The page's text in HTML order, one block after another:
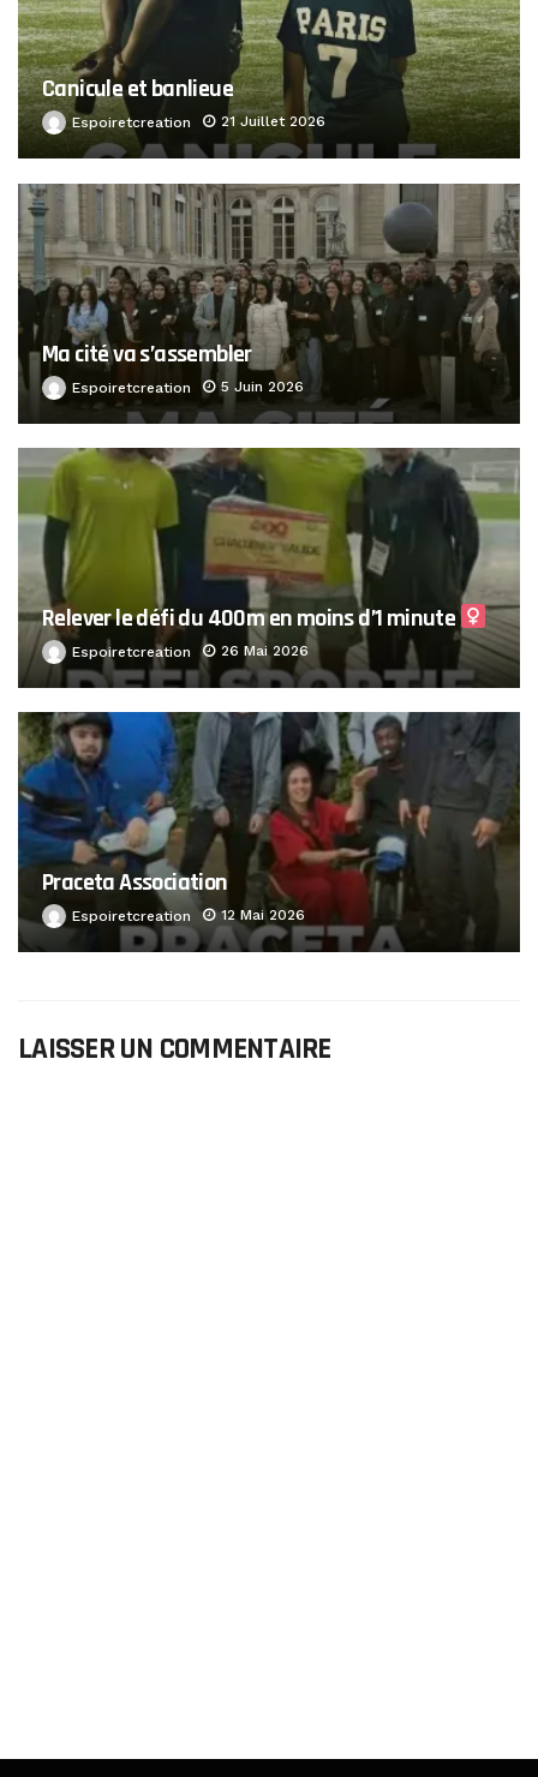
Canicule et banlieue
Espoiretcreation 21 Juillet 2026
Ma cité va s’assembler
Espoiretcreation 5 Juin 2026
Relever le défi du 400m en moins d’1 minute ‍
Espoiretcreation 26 Mai 2026
Praceta Association
Espoiretcreation 12 Mai 2026
LAISSER UN COMMENTAIRE